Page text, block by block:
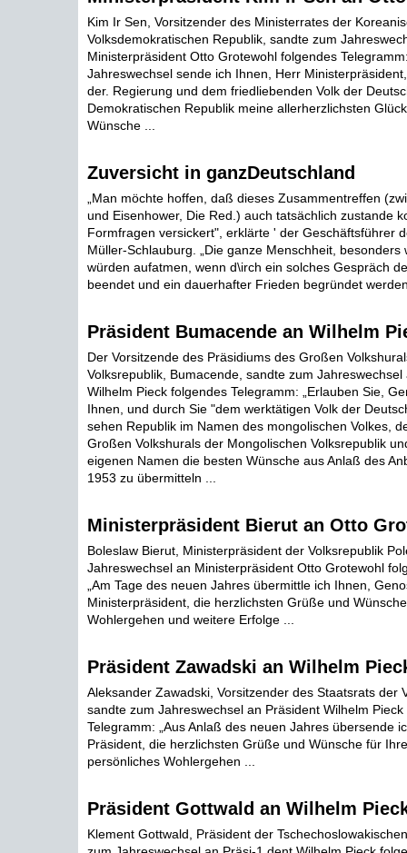
Kim Ir Sen, Vorsitzender des Ministerrates der
Volksdemokratischen Republik, sandte zum
Ministerpräsident Otto Grotewohl folgendes
Jahreswechsel sende ich Ihnen, Herr
der. Regierung und dem friedliebenden Volk der
Demokratischen Republik meine allerherzlichsten
Wünsche ...
Zuversicht in ganzDeutschland
„Man möchte hoffen, daß dieses Zusammentreffen
und Eisenhower, Die Red.) auch tatsächlich zustande
Formfragen versickert", erklärte ' der Geschäftsführer
Müller-Schlauburg. „Die ganze Menschheit, besonders
würden aufatmen, wenn d\irch ein solches Gespräch
beendet und ein dauerhafter Frieden begründet
Präsident Bumacende an Wilhelm
Der Vorsitzende des Präsidiums des Großen
Volksrepublik, Bumacende, sandte zum Jahreswechsel
Wilhelm Pieck folgendes Telegramm: „Erlauben Sie,
Ihnen, und durch Sie "dem werktätigen Volk der
sehen Republik im Namen des mongolischen Volkes,
Großen Volkshurals der Mongolischen Volksrepublik
eigenen Namen die besten Wünsche aus Anlaß des
1953 zu übermitteln ...
Ministerpräsident Bierut an Otto
Boleslaw Bierut, Ministerpräsident der Volksrepublik
Jahreswechsel an Ministerpräsident Otto Grotewohl
„Am Tage des neuen Jahres übermittle ich Ihnen,
Ministerpräsident, die herzlichsten Grüße und
Wohlergehen und weitere Erfolge ...
Präsident Zawadski an Wilhelm
Aleksander Zawadski, Vorsitzender des Staatsrats der
sandte zum Jahreswechsel an Präsident Wilhelm Pieck
Telegramm: „Aus Anlaß des neuen Jahres übersende
Präsident, die herzlichsten Grüße und Wünsche für
persönliches Wohlergehen ...
Präsident Gottwald an Wilhelm
Klement Gottwald, Präsident der